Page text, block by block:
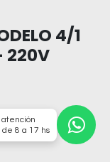
4/1
220V
atención
de 8 a 17 hs